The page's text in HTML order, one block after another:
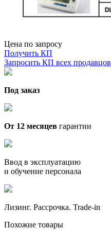
Цена по запросу
Получить КП
Запросить КП всех продавцов
Под заказ
От 12 месяцев гарантии
Ввод в эксплуатацию
и обучение персонала
Лизинг. Рассрочка. Trade-in
Похожие товары